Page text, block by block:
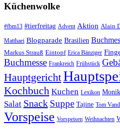
Küchenwolke
#fbm13 #tierfreitag Advent Aktion Alain
Matthaei Blogparade Brasilien
Markus Strauß Eintopf Erica Bänziger
Buchmesse Frankreich Frühstück
Hauptgericht
Kochbuch Kuchen Lexikon
Salat Snack Suppe Tajine Tom
Vorspeise Vorspeisen Weihnachten